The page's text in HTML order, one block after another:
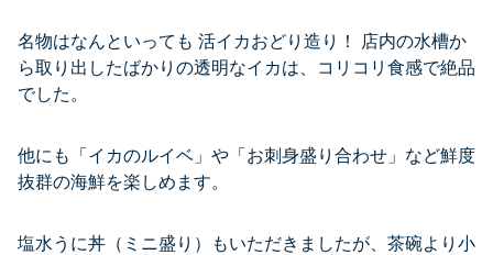
名物はなんといっても 活イカおどり造り！ 店内の水槽か
ら取り出したばかりの透明なイカは、コリコリ食感で絶品
でした。
他にも「イカのルイベ」や「お刺身盛り合わせ」など鮮度
抜群の海鮮を楽しめます。
塩水うに丼（ミニ盛り）もいただきましたが、茶碗より小